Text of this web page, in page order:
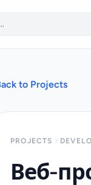
to Projects
PROJECTS
Веб-